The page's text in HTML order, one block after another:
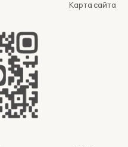
Карта сайта